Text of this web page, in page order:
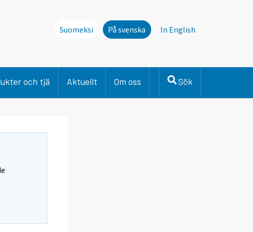
Suomeksi På svenska In English
och tjä Aktuellt Om oss Sök